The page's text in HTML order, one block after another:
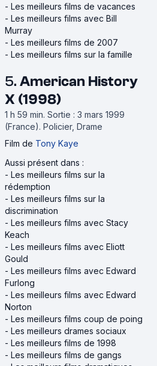
- Les meilleurs films de vacances
- Les meilleurs films avec Bill
Murray
- Les meilleurs films de 2007
- Les meilleurs films sur la famille
5. American History
X (1998)
1 h 59 min. Sortie : 3 mars 1999
(France). Policier, Drame
Film de Tony Kaye
Aussi présent dans :
- Les meilleurs films sur la
rédemption
- Les meilleurs films sur la
discrimination
- Les meilleurs films avec Stacy
Keach
- Les meilleurs films avec Eliott
Gould
- Les meilleurs films avec Edward
Furlong
- Les meilleurs films avec Edward
Norton
- Les meilleurs films coup de poing
- Les meilleurs drames sociaux
- Les meilleurs films de 1998
- Les meilleurs films de gangs